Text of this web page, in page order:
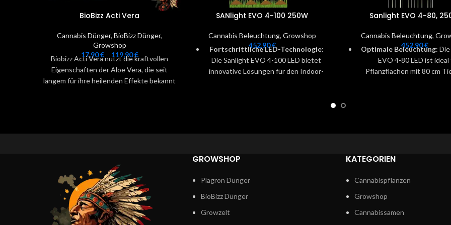
BioBizz Acti Vera
Cannabis Dünger, BioBizz Dünger,
Growshop
17,90€– 119,90€
Biobizz Acti Vera nutzt die kraftvollen
Eigenschaften der Aloe Vera, die seit
langem für ihre heilenden Effekte bekannt
pflanzlicher, 100 % veganer Dünger, der
SANlight EVO 4-100 250W
Cannabis Beleuchtung, Growshop
452,90€
Fortschrittliche LED-Technologie:
Die Sanlight EVO 4-100 LED bietet
innovative Lösungen für den Indoor-
insbesondere bei CO2-Einsatz.
Hochwertige Effizienz und
gewährleistet beste Systemeffizienz
und eine lange Lebensdauer, um
Sanlight EVO 4-80,
Cannabis Beleuchtung,
452,90€
Optimale Beleuchtung:
EVO 4-80 LED ist ideal
Pflanzflächen mit 80 cm
von weniger als 250W und
µmol/s sorgt die Lampe für
Wachstum bei
GROWSHOP
Plagron Dünger
BioBizz Dünger
Growzelt
KATEGORIEN
Cannabispflanzen
Growshop
Cannabissamen